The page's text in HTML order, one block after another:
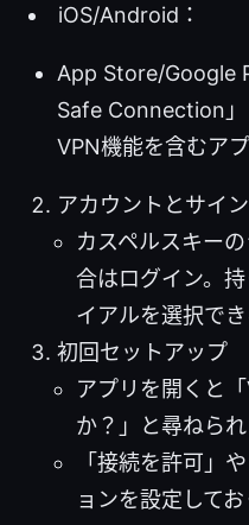
iOS/Android：
App Store/Google
Safe Connection」
VPN機能を含むア
アカウントとサイ
カスペルスキー
合はログイン。
イアルを選択でき
初回セットアップ
アプリを開くと
か？」と尋ねら
「接続を許可」
ョンを設定して